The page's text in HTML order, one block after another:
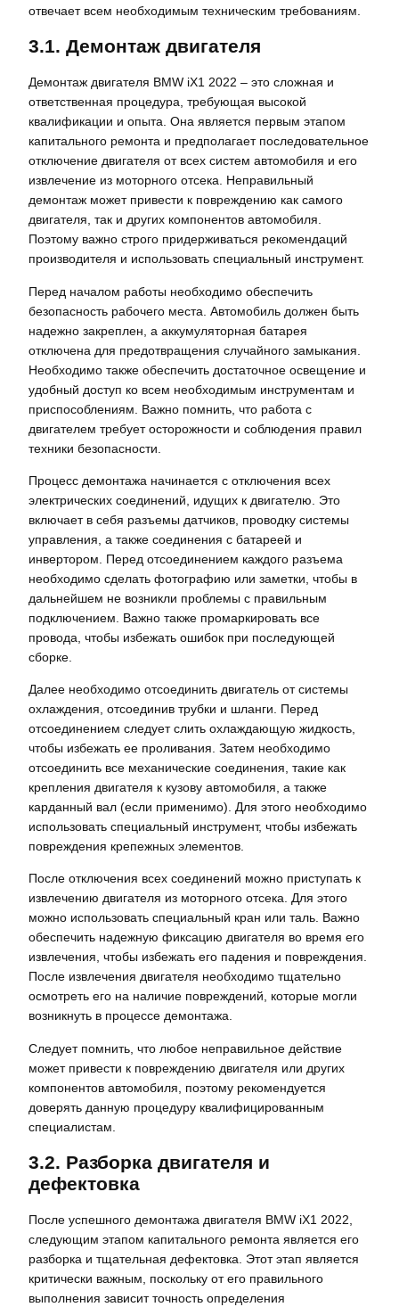
отвечает всем необходимым техническим требованиям.
3.1. Демонтаж двигателя
Демонтаж двигателя BMW iX1 2022 – это сложная и
ответственная процедура, требующая высокой
квалификации и опыта. Она является первым этапом
капитального ремонта и предполагает последовательное
отключение двигателя от всех систем автомобиля и его
извлечение из моторного отсека. Неправильный
демонтаж может привести к повреждению как самого
двигателя, так и других компонентов автомобиля.
Поэтому важно строго придерживаться рекомендаций
производителя и использовать специальный инструмент.
Перед началом работы необходимо обеспечить
безопасность рабочего места. Автомобиль должен быть
надежно закреплен, а аккумуляторная батарея
отключена для предотвращения случайного замыкания.
Необходимо также обеспечить достаточное освещение и
удобный доступ ко всем необходимым инструментам и
приспособлениям. Важно помнить, что работа с
двигателем требует осторожности и соблюдения правил
техники безопасности.
Процесс демонтажа начинается с отключения всех
электрических соединений, идущих к двигателю. Это
включает в себя разъемы датчиков, проводку системы
управления, а также соединения с батареей и
инвертором. Перед отсоединением каждого разъема
необходимо сделать фотографию или заметки, чтобы в
дальнейшем не возникли проблемы с правильным
подключением. Важно также промаркировать все
провода, чтобы избежать ошибок при последующей
сборке.
Далее необходимо отсоединить двигатель от системы
охлаждения, отсоединив трубки и шланги. Перед
отсоединением следует слить охлаждающую жидкость,
чтобы избежать ее проливания. Затем необходимо
отсоединить все механические соединения, такие как
крепления двигателя к кузову автомобиля, а также
карданный вал (если применимо). Для этого необходимо
использовать специальный инструмент, чтобы избежать
повреждения крепежных элементов.
После отключения всех соединений можно приступать к
извлечению двигателя из моторного отсека. Для этого
можно использовать специальный кран или таль. Важно
обеспечить надежную фиксацию двигателя во время его
извлечения, чтобы избежать его падения и повреждения.
После извлечения двигателя необходимо тщательно
осмотреть его на наличие повреждений, которые могли
возникнуть в процессе демонтажа.
Следует помнить, что любое неправильное действие
может привести к повреждению двигателя или других
компонентов автомобиля, поэтому рекомендуется
доверять данную процедуру квалифицированным
специалистам.
3.2. Разборка двигателя и
дефектовка
После успешного демонтажа двигателя BMW iX1 2022,
следующим этапом капитального ремонта является его
разборка и тщательная дефектовка. Этот этап является
критически важным, поскольку от его правильного
выполнения зависит точность определения